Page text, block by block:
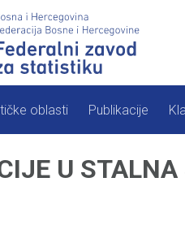
oblasti Publikacije
U